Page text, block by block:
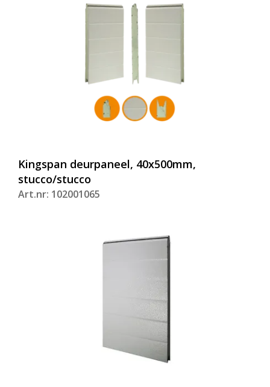
Kingspan deurpaneel, 40x500mm,
stucco/stucco
Art.nr: 102001065